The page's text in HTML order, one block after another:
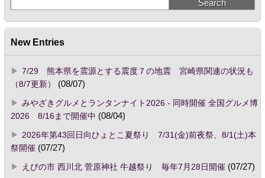
New Entries
7/29 熊本県を震源とする震度７の地震 宮崎県関連の状況も
（8/7更新）
(08/07)
みやざきグルメとランタンナイト2026 - 同時開催 全国グルメ博
2026 8/16まで開催中 (08/04)
2026年第43回日向ひょとこ夏祭り 7/31(金)前夜祭、8/1(土)本
祭開催(07/27)
えびの市 西川北 菅原神社 牛越祭り 毎年7月28日開催(07/27)